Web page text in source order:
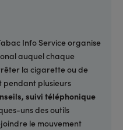
Info Service organise
auquel chaque
la cigarette ou de
pendant plusieurs
suivi téléphonique
uns des outils
le mouvement